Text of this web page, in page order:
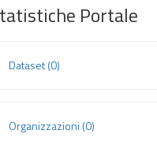
Portale
Dataset (0)
Organizzazioni (0)